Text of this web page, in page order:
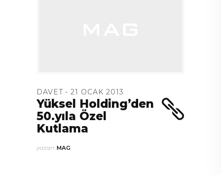
DAVET 21 OCAK 2013
Yüksel Holding’den
50.yıla Özel
Kutlama
yazan: MAG